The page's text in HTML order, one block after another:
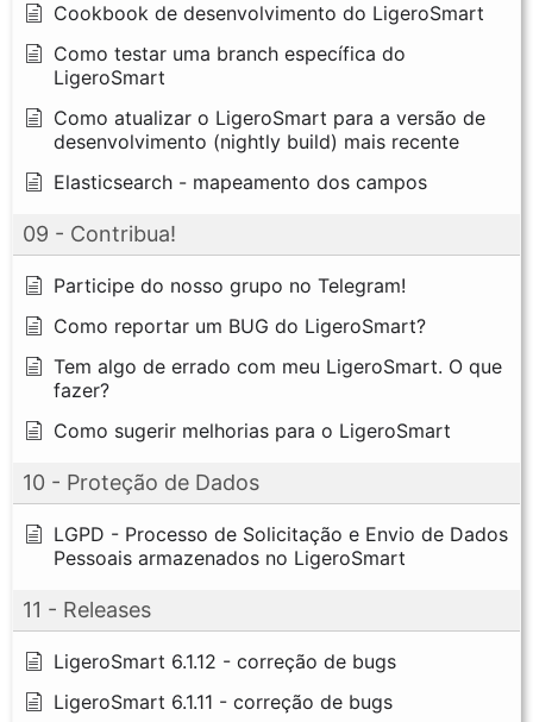
Cookbook de desenvolvimento do LigeroSmart
Como testar uma branch específica do
LigeroSmart
Como atualizar o LigeroSmart para a versão de
desenvolvimento (nightly build) mais recente
Elasticsearch - mapeamento dos campos
09 - Contribua!
Participe do nosso grupo no Telegram!
Como reportar um BUG do LigeroSmart?
Tem algo de errado com meu LigeroSmart. O que
fazer?
Como sugerir melhorias para o LigeroSmart
10 - Proteção de Dados
LGPD - Processo de Solicitação e Envio de Dados
Pessoais armazenados no LigeroSmart
11 - Releases
LigeroSmart 6.1.12 - correção de bugs
LigeroSmart 6.1.11 - correção de bugs